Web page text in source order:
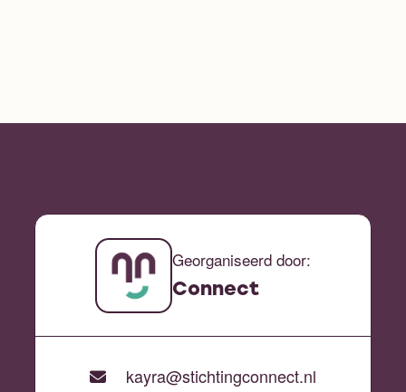
Georganiseerd door:
Connect
kayra@stichtingconnect.nl